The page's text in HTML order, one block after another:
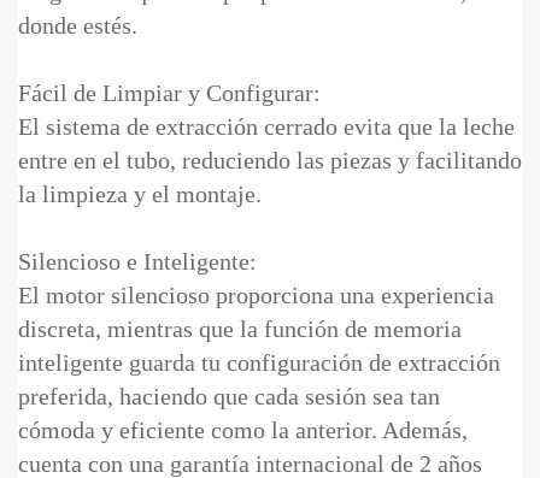
donde estés.
Fácil de Limpiar y Configurar:
El sistema de extracción cerrado evita que la leche
entre en el tubo, reduciendo las piezas y facilitando
la limpieza y el montaje.
Silencioso e Inteligente:
El motor silencioso proporciona una experiencia
discreta, mientras que la función de memoria
inteligente guarda tu configuración de extracción
preferida, haciendo que cada sesión sea tan
cómoda y eficiente como la anterior. Además,
cuenta con una garantía internacional de 2 años